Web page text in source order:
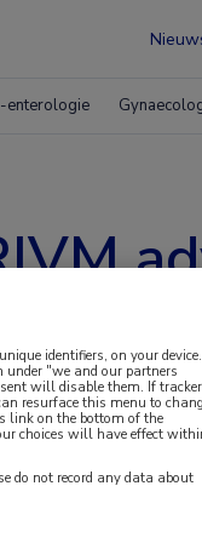
enterologie
identifiers, on your device.
under "we and our partners
will disable them. If
resurface this menu to
link on the bottom of the
choices will have effect
do not record any data about